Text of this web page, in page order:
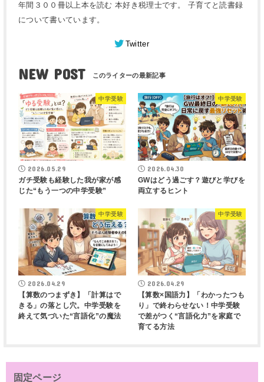
年間３００冊以上本を読む 本好き税理士です。 子育てと読書録
について書いています。
Twitter
NEW POST
中学受験
2026.05.29
ガチ受験も経験した我が家が感
じた“もう一つの中学受験”
中学受験
2026.04.30
GWはどう過ごす？遊びと学びを
両立するヒント
中学受験
2026.04.29
【算数のつまずき】「計算はで
きる」の落とし穴。中学受験を
終えて気づいた“言語化”の魔法
中学受験
2026.04.29
【算数×国語力】「わかったつも
り」で終わらせない！中学受験
で差がつく“言語化力”を家庭で
育てる方法
固定ページ